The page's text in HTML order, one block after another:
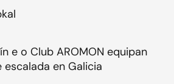
e o Club AROMON equipan
escalada en Galicia